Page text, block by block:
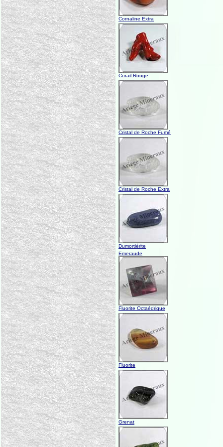
Cornaline Extra
Corail Rouge
Cristal de Roche Fumé
Cristal de Roche Extra
Dumortiérite
Emeraude
Fluorite Octaédrique
Fluorite
Grenat